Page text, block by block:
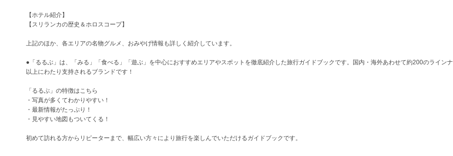
【ホテル紹介】
【スリランカの歴史＆ホロスコープ】
上記のほか、各エリアの名物グルメ、おみやげ情報も詳しく紹介しています。
●「るるぶ」は、「みる」「食べる」「遊ぶ」を中心におすすめエリアやスポットを徹底紹介した旅行ガイドブックです。国内・海外あわせて約200のライン
以上にわたり支持されるブランドです！
「るるぶ」の特徴はこちら
・写真が多くてわかりやすい！
・最新情報がたっぷり！
・見やすい地図もついてくる！
初めて訪れる方からリピーターまで、幅広い方々により旅行を楽しんでいただけるガイドブックです。